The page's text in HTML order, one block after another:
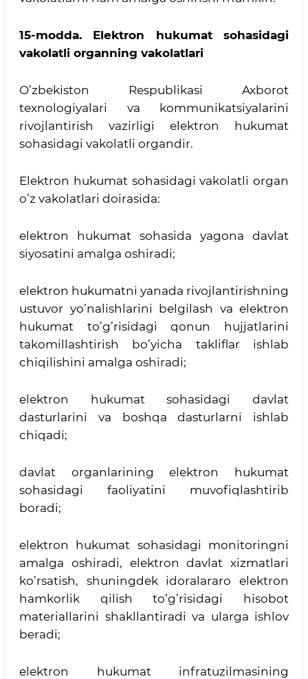
15-modda. Elektron hukumat sohasidagi
vakolatli organning vakolatlari
O’zbekiston Respublikasi Axborot
texnologiyalari va kommunikatsiyalarini
rivojlantirish vazirligi elektron hukumat
sohasidagi vakolatli organdir.
Elektron hukumat sohasidagi vakolatli organ
o’z vakolatlari doirasida:
elektron hukumat sohasida yagona davlat
siyosatini amalga oshiradi;
elektron hukumatni yanada rivojlantirishning
ustuvor yo’nalishlarini belgilash va elektron
hukumat to’g’risidagi qonun hujjatlarini
takomillashtirish bo’yicha takliflar ishlab
chiqilishini amalga oshiradi;
elektron hukumat sohasidagi davlat
dasturlarini va boshqa dasturlarni ishlab
chiqadi;
davlat organlarining elektron hukumat
sohasidagi faoliyatini muvofiqlashtirib
boradi;
elektron hukumat sohasidagi monitoringni
amalga oshiradi, elektron davlat xizmatlari
ko’rsatish, shuningdek idoralararo elektron
hamkorlik qilish to’g’risidagi hisobot
materiallarini shakllantiradi va ularga ishlov
beradi;
elektron hukumat infratuzilmasining